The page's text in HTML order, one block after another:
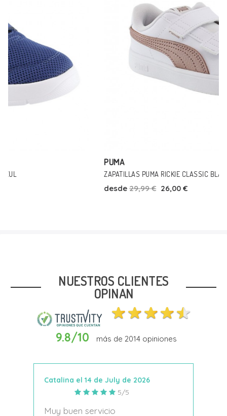
ZAPATILLAS PUMA RICKIE CLASSIC BLANCO-ROSA
NUESTROS CLIENTES
OPINAN
9.8/10 más de 2014opiniones
Catalina el 14 de July de 2026
5/5
Muy buen servicio